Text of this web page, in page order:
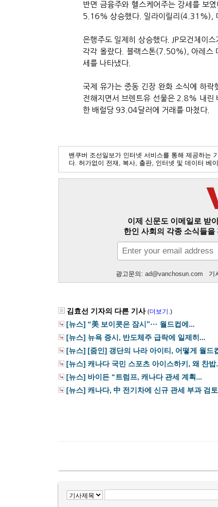
반면 금융주와 헬스케어주는 강세를 보
5.16% 상승했다. 일라이릴리(4.31%),
은행주도 일제히 상승했다. JP모건체
각각 올랐다. 블랙스톤(7.50%), 아레
세를 나타냈다.
국제 유가는 중동 긴장 완화 소식에 하
전해지면서 브렌트유 선물은 2.8% 내
한 배럴당 93.04달러에 거래를 마쳤다.
밴쿠버 조선일보가 인터넷 서비스를 통해 제공하는
다. 허가없이 전재, 복사, 출판, 인터넷 및 데이터 베
이제 신문도 이메일로 받
한인 사회의 각종 소식들
광고문의: ad@vanchosun.com 기
김효선 기자의 다른 기사 (더보기.)
[뉴스] “美 보이콧은 잠시”··· 월드컵에...
[뉴스] 뉴욕 증시, 반도체주 급락에 일제히...
[뉴스] [줌인] 갱단의 나라 아이티, 어떻게 월드
[뉴스] 캐나다 국민 스포츠 아이스하키, 왜 찬밥
[뉴스] 바이든 “트럼프, 캐나다 관세 계획...
[뉴스] 캐나다, 中 전기차에 신규 관세 부과 검토